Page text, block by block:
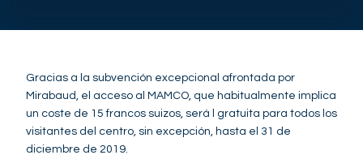
Gracias a la subvención excepcional afrontada por
Mirabaud, el acceso al MAMCO, que habitualmente implica
un coste de 15 francos suizos, será l gratuita para todos los
visitantes del centro, sin excepción, hasta el 31 de
diciembre de 2019.